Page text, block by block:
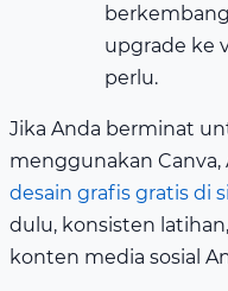
upgrade ke
perlu.
Jika Anda berminat
menggunakan
desain grafis gratis di
dulu, konsisten
konten media sosial